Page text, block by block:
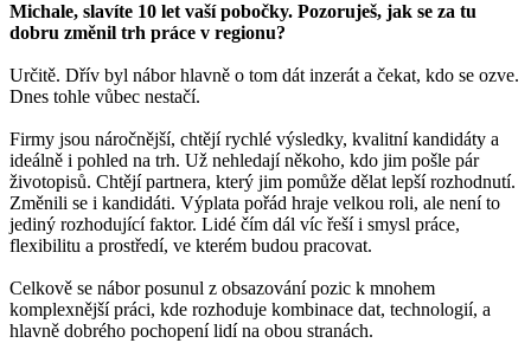
Michale, slavíte 10 let vaší pobočky. Pozoruješ, jak se za tu
dobru změnil trh práce v regionu?
Určitě. Dřív byl nábor hlavně o tom dát inzerát a čekat, kdo se ozve.
Dnes tohle vůbec nestačí.
Firmy jsou náročnější, chtějí rychlé výsledky, kvalitní kandidáty a
ideálně i pohled na trh. Už nehledají někoho, kdo jim pošle pár
životopisů. Chtějí partnera, který jim pomůže dělat lepší rozhodnutí.
Změnili se i kandidáti. Výplata pořád hraje velkou roli, ale není to
jediný rozhodující faktor. Lidé čím dál víc řeší i smysl práce,
flexibilitu a prostředí, ve kterém budou pracovat.
Celkově se nábor posunul z obsazování pozic k mnohem
komplexnější práci, kde rozhoduje kombinace dat, technologií, a
hlavně dobrého pochopení lidí na obou stranách.